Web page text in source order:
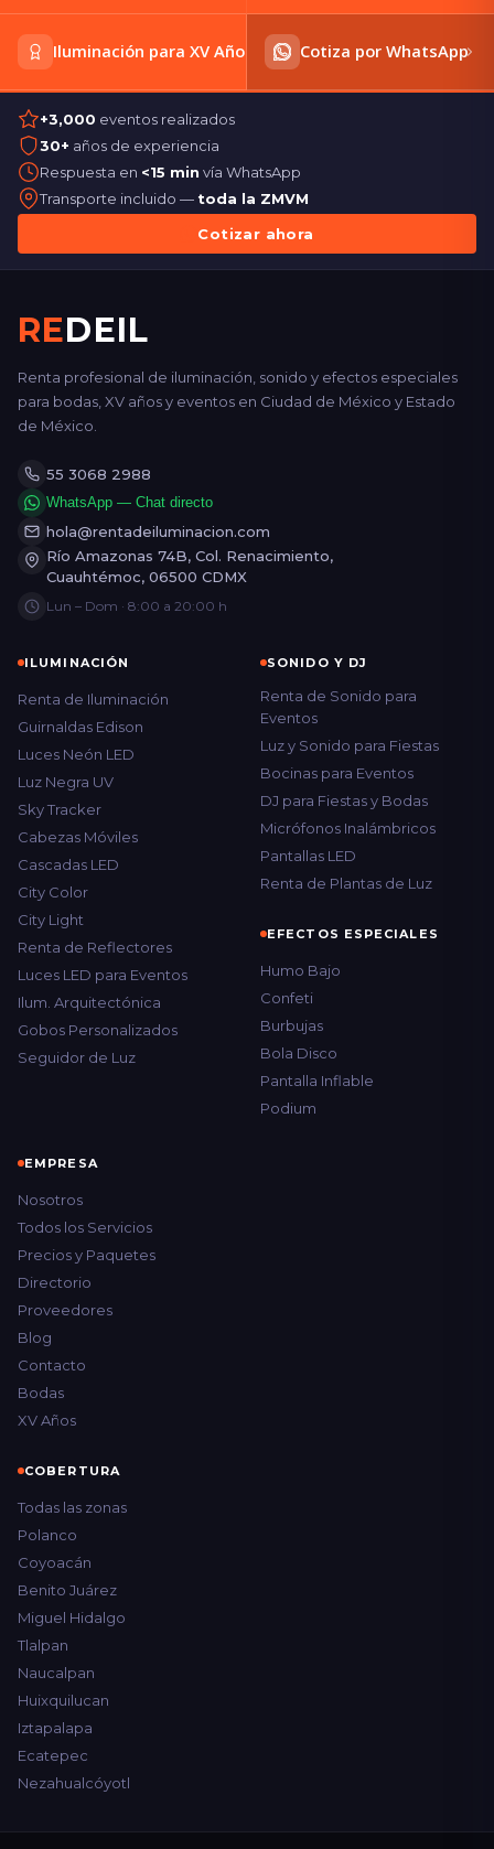
Iluminación para XV Años Cotiza por WhatsApp
+3,000 eventos realizados
30+ años de experiencia
Respuesta en <15 min vía WhatsApp
Transporte incluido — toda la ZMVM
Cotizar ahora
REDEIL
Renta profesional de iluminación, sonido y efectos especiales
para bodas, XV años y eventos en Ciudad de México y Estado
de México.
55 3068 2988
WhatsApp — Chat directo
hola@rentadeiluminacion.com
Río Amazonas 74B, Col. Renacimiento,
Cuauhtémoc, 06500 CDMX
Lun – Dom · 8:00 a 20:00 h
ILUMINACIÓN
Renta de Iluminación
Guirnaldas Edison
Luces Neón LED
Luz Negra UV
Sky Tracker
Cabezas Móviles
Cascadas LED
City Color
City Light
Renta de Reflectores
Luces LED para Eventos
Ilum. Arquitectónica
Gobos Personalizados
Seguidor de Luz
SONIDO Y DJ
Renta de Sonido para
Eventos
Luz y Sonido para Fiestas
Bocinas para Eventos
DJ para Fiestas y Bodas
Micrófonos Inalámbricos
Pantallas LED
Renta de Plantas de Luz
EFECTOS ESPECIALES
Humo Bajo
Confeti
Burbujas
Bola Disco
Pantalla Inflable
Podium
EMPRESA
Nosotros
Todos los Servicios
Precios y Paquetes
Directorio
Proveedores
Blog
Contacto
Bodas
XV Años
COBERTURA
Todas las zonas
Polanco
Coyoacán
Benito Juárez
Miguel Hidalgo
Tlalpan
Naucalpan
Huixquilucan
Iztapalapa
Ecatepec
Nezahualcóyotl